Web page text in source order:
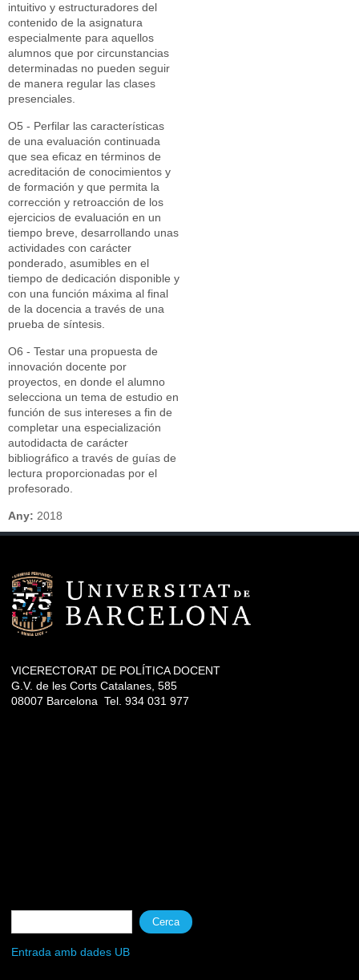
intuitivo y estructuradores del
contenido de la asignatura
especialmente para aquellos
alumnos que por circunstancias
determinadas no pueden seguir
de manera regular las clases
presenciales.
O5 - Perfilar las características
de una evaluación continuada
que sea eficaz en términos de
acreditación de conocimientos y
de formación y que permita la
corrección y retroacción de los
ejercicios de evaluación en un
tiempo breve, desarrollando unas
actividades con carácter
ponderado, asumibles en el
tiempo de dedicación disponible y
con una función máxima al final
de la docencia a través de una
prueba de síntesis.
O6 - Testar una propuesta de
innovación docente por
proyectos, en donde el alumno
selecciona un tema de estudio en
función de sus intereses a fin de
completar una especialización
autodidacta de carácter
bibliográfico a través de guías de
lectura proporcionadas por el
profesorado.
Any: 2018
VICERECTORAT DE POLÍTICA DOCENT
G.V. de les Corts Catalanes, 585
08007 Barcelona Tel. 934 031 977
Formulari de cerca
Cerca
Entrada amb dades UB